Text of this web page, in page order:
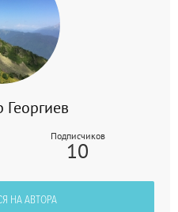
Подписчиков
10
НА АВТОРА